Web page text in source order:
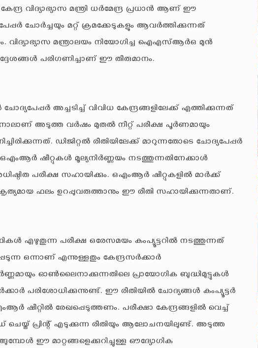
കേന്ദ്ര വിദ്യാഭ്യാസ മന്ത്രി ധർമേന്ദ്ര പ്രധാൻ ആണ് ഈ
ചോർച്ചയും മറ്റ് ക്രമക്കേടുകളും ആവർത്തിക്കുന്നത്
വിദ്യാഭ്യാസ മന്ത്രാലയം നിയോഗിച്ച ഐഎസ്ആർഒ മുൻ
പരിഗണിച്ചാണ് ഈ തീരുമാനം.
അച്ചടിച്ച് വിവിധ കേന്ദ്രങ്ങളിലേക്ക് എത്തിക്കുന്നത്
അടുത്ത വർഷം മുതൽ നീറ്റ് പരീക്ഷ പൂർണമായും
ഡിജിറ്റൽ രീതിയിലേക്ക് മാറുന്നതോടെ ചോദ്യപേപ്പർ
ഷീറ്റുകൾ മൂല്യനിർണ്ണയം നടത്തുന്നതിനേക്കാൾ
പരീക്ഷ സഹായിക്കും. ഒഎംആർ ഷീറ്റുകളിൽ മാർക്ക്
കൃത്യമായ ഫലം ഉറപ്പുവരുത്താനും ഈ രീതി സഹായിക്കുന്നതാണ്.
എഴുതുന്ന പരീക്ഷ ഒരേസമയം കംപ്യൂട്ടറിൽ നടത്തുന്നത്
ഒന്നാണ് എന്നുള്ളതും കേന്ദ്രസർക്കാർ
ഓൺലൈനാക്കുന്നതിലെ പ്രായോഗിക ബുദ്ധിമുട്ടുകൾ
പരിശോധിക്കുന്നുണ്ട്. ​ഈ രീതിയിൽ ചോദ്യങ്ങൾ കംപ്യൂട്ടർ
ഷീറ്റിൽ രേഖപ്പെടുത്തണം. പരീക്ഷാ കേന്ദ്രങ്ങളിൽ വെച്ച്
ചെയ്ത് പ്രിന്റ് എടുക്കുന്ന രീതിയും ആലോചനയിലുണ്ട്. അടുത്ത
ഈ മാറ്റങ്ങളെക്കുറിച്ചുള്ള ഔദ്യോഗിക